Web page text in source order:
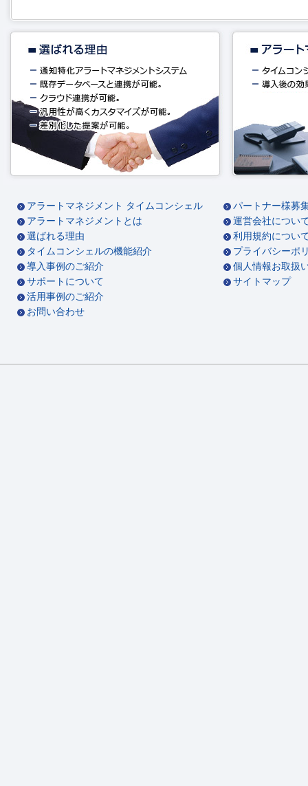
アラートマネジメント タイムコンシェル
アラートマネジメントとは
選ばれる理由
タイムコンシェルの機能紹介
導入事例のご紹介
サポートについて
活用事例のご紹介
お問い合わせ
パートナー様募
運営会社につい
利用規約につい
プライバシーポ
個人情報お取扱
サイトマップ